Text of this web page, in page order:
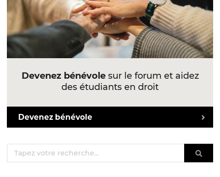
Devenez bénévolesur le forum et aidez
des étudiants en droit
Devenez bénévole